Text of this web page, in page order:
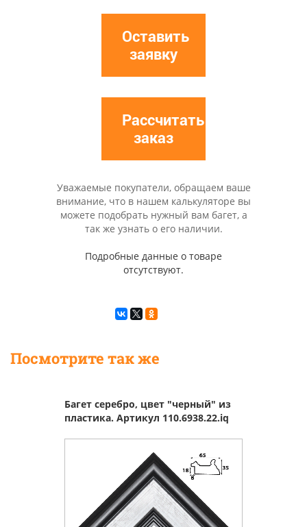
Оставить
заявку
Рассчитать
заказ
Уважаемые покупатели, обращаем ваше
внимание, что в нашем калькуляторе вы
можете подобрать нужный вам багет, а
так же узнать о его наличии.
Подробные данные о товаре
отсутствуют.
Посмотрите так же
Багет серебро, цвет "черный" из
пластика. Артикул 110.6938.22.iq